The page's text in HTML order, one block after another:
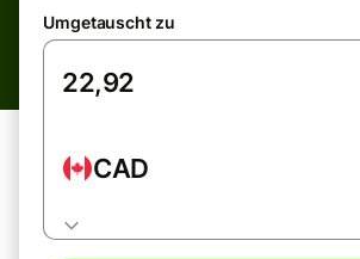
Umgetauscht zu
CAD